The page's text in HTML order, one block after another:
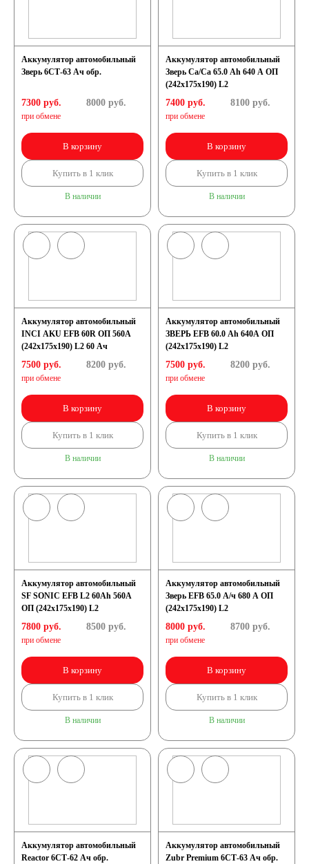
Аккумулятор автомобильный
Зверь 6СТ-63 Ач обр.
7300 руб.
при обмене
8000руб.
В корзину
Купить в 1 клик
В наличии
Аккумулятор автомобильный
Зверь Са/Са 65.0 Ah 640 А ОП
(242x175x190) L2
7400 руб.
при обмене
8100руб.
В корзину
Купить в 1 клик
В наличии
Аккумулятор автомобильный
INCI AKU EFB 60R ОП 560A
(242x175x190) L2 60 Ач
7500 руб.
при обмене
8200руб.
В корзину
Купить в 1 клик
В наличии
Аккумулятор автомобильный
ЗВЕРЬ EFB 60.0 Ah 640А ОП
(242x175x190) L2
7500 руб.
при обмене
8200руб.
В корзину
Купить в 1 клик
В наличии
Аккумулятор автомобильный
SF SONIC EFB L2 60Ah 560A
ОП (242х175х190) L2
7800 руб.
при обмене
8500руб.
В корзину
Купить в 1 клик
В наличии
Аккумулятор автомобильный
Зверь EFB 65.0 А/ч 680 А ОП
(242x175x190) L2
8000 руб.
при обмене
8700руб.
В корзину
Купить в 1 клик
В наличии
Аккумулятор автомобильный
Reactor 6СТ-62 Ач обр.
Аккумулятор автомобильный
Zubr Premium 6СТ-63 Ач обр.